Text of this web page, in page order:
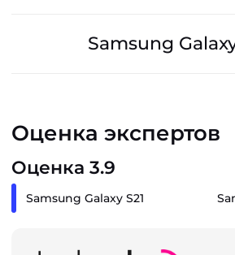
Samsung
Оценка экспертов
Оценка 3.9
Samsung Galaxy S21